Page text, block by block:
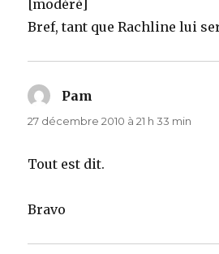
[modéré]
Bref, tant que Rachline lui
Pam
27 décembre 2010 à 21 h 33 min
Tout est dit.
Bravo